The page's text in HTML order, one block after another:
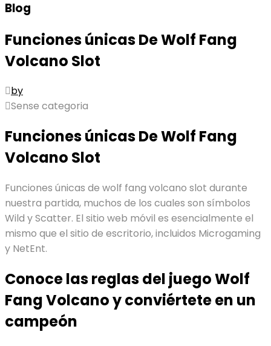
Blog
Funciones únicas De Wolf Fang
Volcano Slot
by
Sense categoria
Funciones únicas De Wolf Fang
Volcano Slot
Funciones únicas de wolf fang volcano slot durante
nuestra partida, muchos de los cuales son símbolos
Wild y Scatter. El sitio web móvil es esencialmente el
mismo que el sitio de escritorio, incluidos Microgaming
y NetEnt.
Conoce las reglas del juego Wolf
Fang Volcano y conviértete en un
campeón